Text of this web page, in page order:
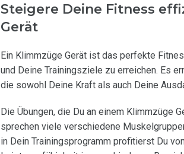
Steigere Deine Fitness
Gerät
Ein Klimmzüge Gerät ist das perfekte
und Deine Trainingsziele zu erreichen. Es
die sowohl Deine Kraft als auch Deine
Die Übungen, die Du an einem Klimmzüge
sprechen viele verschiedene
in Dein Trainingsprogramm profitierst Du